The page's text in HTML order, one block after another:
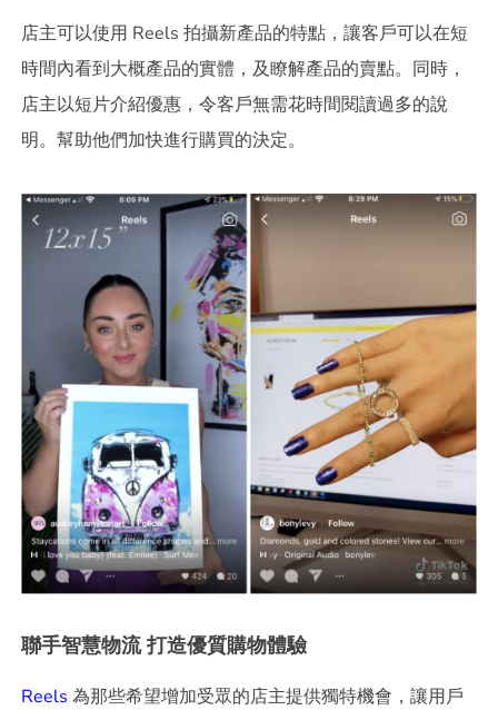
店主可以使用 Reels 拍攝新產品的特點，讓客戶可以在短
時間內看到大概產品的實體，及瞭解產品的賣點。同時，
店主以短片介紹優惠，令客戶無需花時間閱讀過多的說
聯手智慧物流 打造優質購物體驗
Reels 為那些希望增加受眾的店主提供獨特機會，讓用戶